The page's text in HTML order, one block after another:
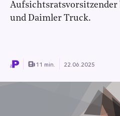
Aufsichtsratsvorsitzender
und Daimler Truck.
11 min. 22.06.2025